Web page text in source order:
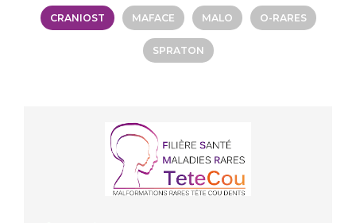
CRANIOST MAFACE MALO O-RARES
SPRATON